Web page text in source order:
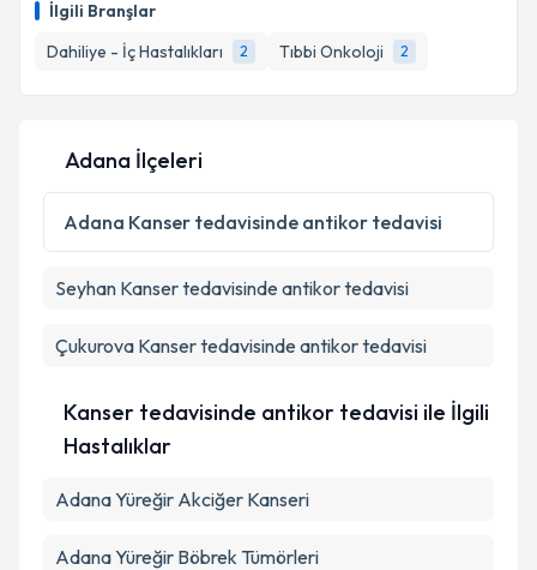
İlgili Branşlar
Dahiliye - İç Hastalıkları
2 Tıbbi Onkoloji 2
takvim hazırlandığında e-posta ile bilgilendireceğiz.
Kişisel verilerimin işlenmesine ilişkinAydınlatma
Metni
'ni okudum ve kişisel verilerimin belirtilen
kapsamda işlenmesini kabul ediyorum.
Adana İlçeleri
Adana Kanser tedavisinde antikor tedavisi
Seyhan Kanser tedavisinde antikor tedavisi
Çukurova Kanser tedavisinde antikor tedavisi
Kanser tedavisinde antikor tedavisi ile İlgili
Hastalıklar
Adana Yüreğir Akciğer Kanseri
Adana Yüreğir Böbrek Tümörleri